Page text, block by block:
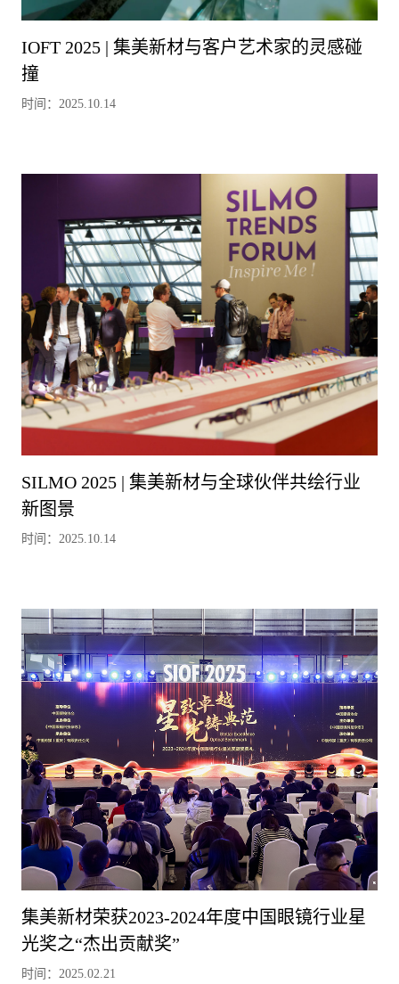
IOFT 2025 | 集美新材与客户艺术家的灵感碰
撞
时间：2025.10.14
SILMO 2025 | 集美新材与全球伙伴共绘行业
新图景
时间：2025.10.14
集美新材荣获2023-2024年度中国眼镜行业星
光奖之“杰出贡献奖”
时间：2025.02.21